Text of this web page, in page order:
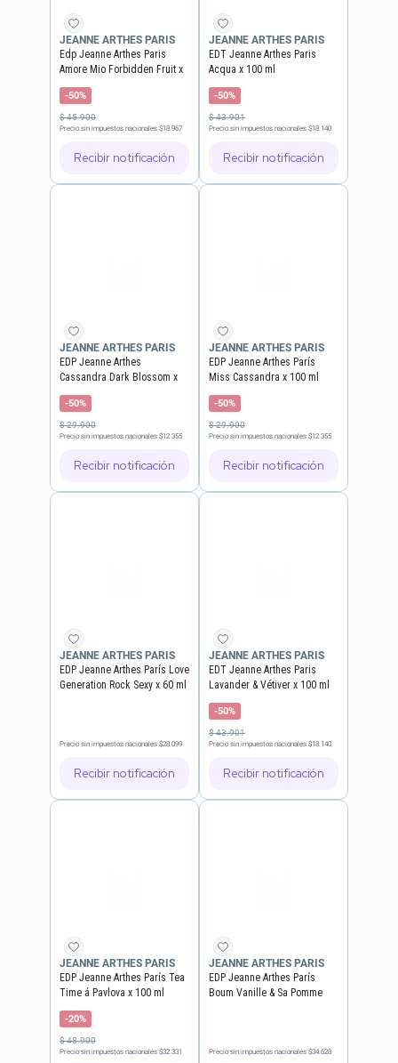
JEANNE ARTHES PARIS
Edp Jeanne Arthes Paris
Amore Mio Forbidden Fruit x
100 ml
-50%
$45.900
Precio sin impuestos nacionales $18.967
Recibir notificación
JEANNE ARTHES PARIS
EDT Jeanne Arthes Paris
Acqua x 100 ml
-50%
$43.901
Precio sin impuestos nacionales $18.140
Recibir notificación
JEANNE ARTHES PARIS
EDP Jeanne Arthes
Cassandra Dark Blossom x
100 ml
-50%
$29.900
Precio sin impuestos nacionales $12.355
Recibir notificación
JEANNE ARTHES PARIS
EDP Jeanne Arthes París
Miss Cassandra x 100 ml
-50%
$29.900
Precio sin impuestos nacionales $12.355
Recibir notificación
JEANNE ARTHES PARIS
EDP Jeanne Arthes París Love
Generation Rock Sexy x 60 ml
Precio sin impuestos nacionales $28.099
Recibir notificación
JEANNE ARTHES PARIS
EDT Jeanne Arthes Paris
Lavander & Vétiver x 100 ml
-50%
$43.901
Precio sin impuestos nacionales $18.140
Recibir notificación
JEANNE ARTHES PARIS
EDP Jeanne Arthes París Tea
Time á Pavlova x 100 ml
-20%
$48.900
Precio sin impuestos nacionales $32.331
JEANNE ARTHES PARIS
EDP Jeanne Arthes París
Boum Vanille & Sa Pomme
Precio sin impuestos nacionales $34.628